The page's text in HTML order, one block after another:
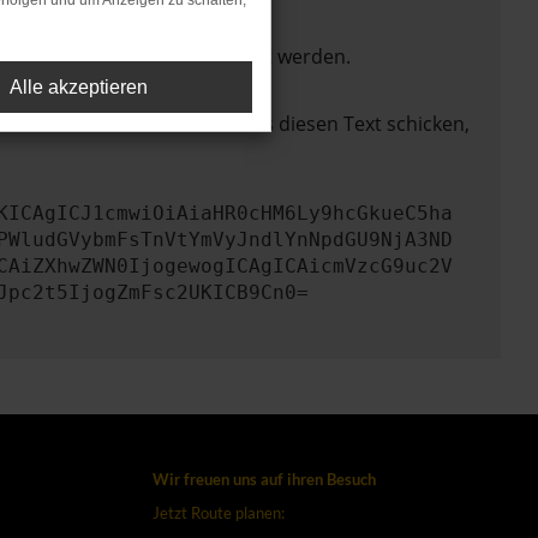
nicht mehr unterstützt werden.
zu beheben. Du kannst uns diesen Text schicken,
Wir freuen uns auf ihren Besuch
Jetzt Route planen:
Alle akzeptieren